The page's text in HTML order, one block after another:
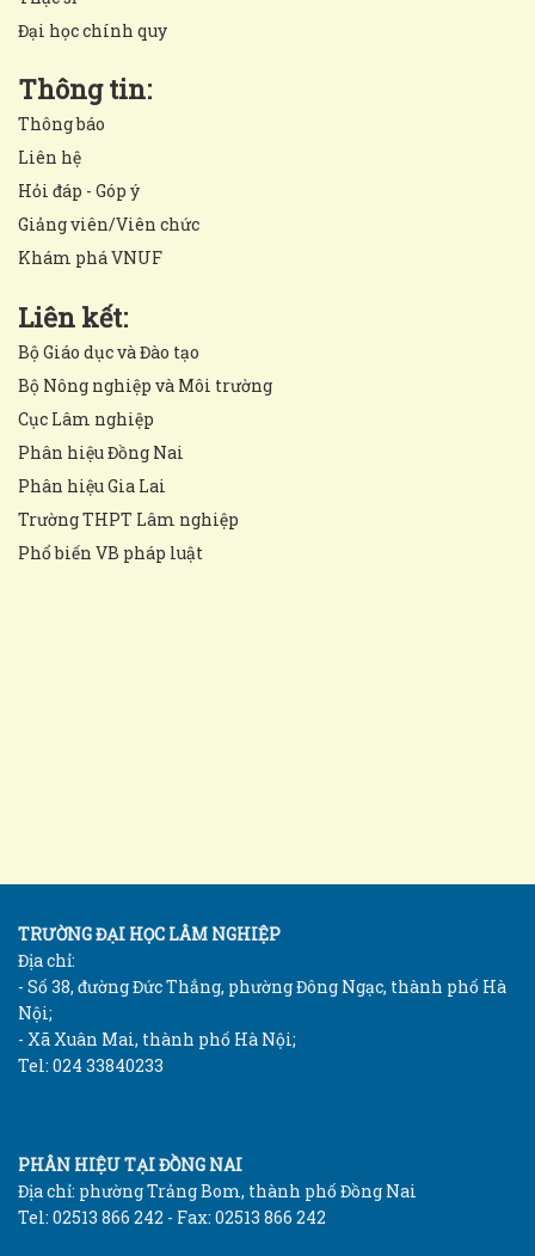
Đại học chính quy
Thông tin:
Thông báo
Liên hệ
Hỏi đáp - Góp ý
Giảng viên/Viên chức
Khám phá VNUF
Liên kết:
Bộ Giáo dục và Đào tạo
Bộ Nông nghiệp và Môi trường
Cục Lâm nghiệp
Phân hiệu Đồng Nai
Phân hiệu Gia Lai
Trường THPT Lâm nghiệp
Phổ biến VB pháp luật
TRƯỜNG ĐẠI HỌC LÂM NGHIỆP
Địa chỉ:
- Số 38, đường Đức Thắng, phường Đông Ngạc, thành phố Hà
Nội;
- Xã Xuân Mai, thành phố Hà Nội;
Tel: 024 33840233
PHÂN HIỆU TẠI ĐỒNG NAI
Địa chỉ: phường Trảng Bom, thành phố Đồng Nai
Tel: 02513 866 242 - Fax: 02513 866 242